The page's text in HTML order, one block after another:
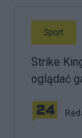
Sport
Strike
oglądać